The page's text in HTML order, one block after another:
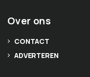
Over ons
CONTACT
ADVERTEREN